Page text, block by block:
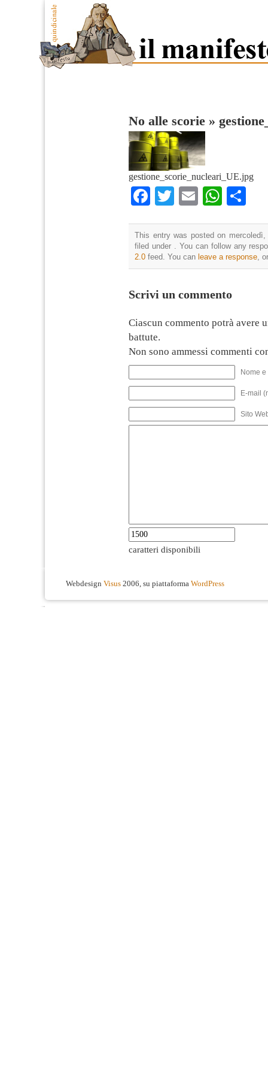
No alle scorie »
gestione_scorie_nucleari_UE.jpg
Facebook
TwitterEmail
This entry was posted on
filed under . You can follow any
2.0 feed. You can leave a response,
Scrivi un commento
Ciascun commento potrà avere
battute.
Non sono ammessi commenti
Nome
E-mail
Sito
caratteri disponibili
Webdesign Visus 2006, su piattaforma WordPress